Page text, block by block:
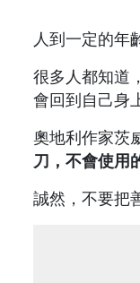
人到一定的年
很多人都知道
會回到自己身
奧地利作家茨
刀，不會使用
誠然，不要把